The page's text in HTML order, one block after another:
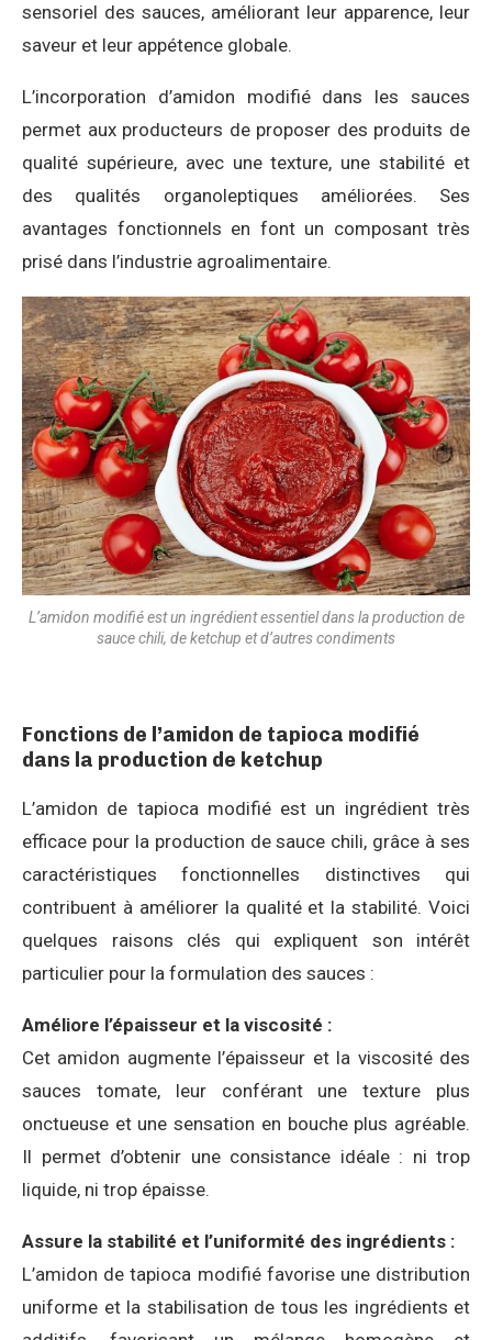
sensoriel des sauces, améliorant leur apparence, leur
saveur et leur appétence globale.
L’incorporation d’amidon modifié dans les sauces
permet aux producteurs de proposer des produits de
qualité supérieure, avec une texture, une stabilité et
des qualités organoleptiques améliorées. Ses
avantages fonctionnels en font un composant très
prisé dans l’industrie agroalimentaire.
L’amidon modifié est un ingrédient essentiel dans la production de
sauce chili, de ketchup et d’autres condiments
Fonctions de l’amidon de tapioca modifié
dans la production de ketchup
L’amidon de tapioca modifié est un ingrédient très
efficace pour la production de sauce chili, grâce à ses
caractéristiques fonctionnelles distinctives qui
contribuent à améliorer la qualité et la stabilité. Voici
quelques raisons clés qui expliquent son intérêt
particulier pour la formulation des sauces :
Améliore l’épaisseur et la viscosité :
Cet amidon augmente l’épaisseur et la viscosité des
sauces tomate, leur conférant une texture plus
onctueuse et une sensation en bouche plus agréable.
Il permet d’obtenir une consistance idéale : ni trop
liquide, ni trop épaisse.
Assure la stabilité et l’uniformité des ingrédients :
L’amidon de tapioca modifié favorise une distribution
uniforme et la stabilisation de tous les ingrédients et